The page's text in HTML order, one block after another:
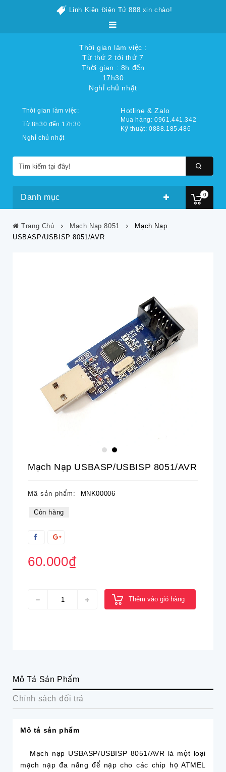
Linh Kiện Điện Tử 888 xin chào!
Thời gian làm việc :
Từ thứ 2 tới thứ 7
Thời gian : 8h đến
17h30
Nghỉ chủ nhật
0
Thời gian làm việc:
Từ 8h30 đến 17h30
Nghỉ chủ nhật
Hotline & Zalo
Mua hàng: 0961.441.342
Kỹ thuật: 0888.185.486
Danh mục
Trang Chủ Mạch Nạp 8051
Mạch Nạp
USBASP/USBISP 8051/AVR
Mạch Nạp USBASP/USBISP 8051/AVR
Mã sản phẩm: MNK00006
Còn hàng
60.000₫
Thêm vào giỏ hàng
Mô Tả Sản Phẩm
Chính sách đổi trả
Mô tả sản phẩm
Mạch nạp USBASP/USBISP 8051/AVR là một loại
mạch nạp đa năng để nạp cho các chip họ ATMEL